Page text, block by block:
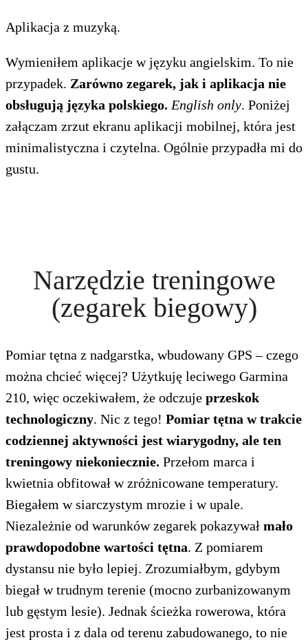
Aplikacja z muzyką.
Wymieniłem aplikacje w języku angielskim. To nie
przypadek. Zarówno zegarek, jak i aplikacja nie
obsługują języka polskiego. English only. Poniżej
załączam zrzut ekranu aplikacji mobilnej, która jest
minimalistyczna i czytelna. Ogólnie przypadła mi do
gustu.
Narzędzie treningowe
(zegarek biegowy)
Pomiar tętna z nadgarstka, wbudowany GPS – czego
można chcieć więcej? Użytkuję leciwego Garmina
210, więc oczekiwałem, że odczuje przeskok
technologiczny. Nic z tego! Pomiar tętna w trakcie
codziennej aktywności jest wiarygodny, ale ten
treningowy niekoniecznie. Przełom marca i
kwietnia obfitował w zróżnicowane temperatury.
Biegałem w siarczystym mrozie i w upale.
Niezależnie od warunków zegarek pokazywał mało
prawdopodobne wartości tętna. Z pomiarem
dystansu nie było lepiej. Zrozumiałbym, gdybym
biegał w trudnym terenie (mocno zurbanizowanym
lub gęstym lesie). Jednak ścieżka rowerowa, która
jest prosta i z dala od terenu zabudowanego, to nie